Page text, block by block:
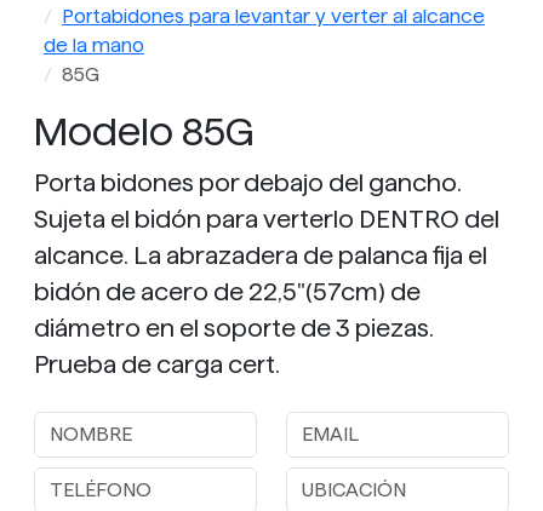
Portabidones para levantar y verter al alcance
de la mano
85G
Modelo 85G
Porta bidones por debajo del gancho.
Sujeta el bidón para verterlo DENTRO del
alcance. La abrazadera de palanca fija el
bidón de acero de 22,5"(57cm) de
diámetro en el soporte de 3 piezas.
Prueba de carga cert.